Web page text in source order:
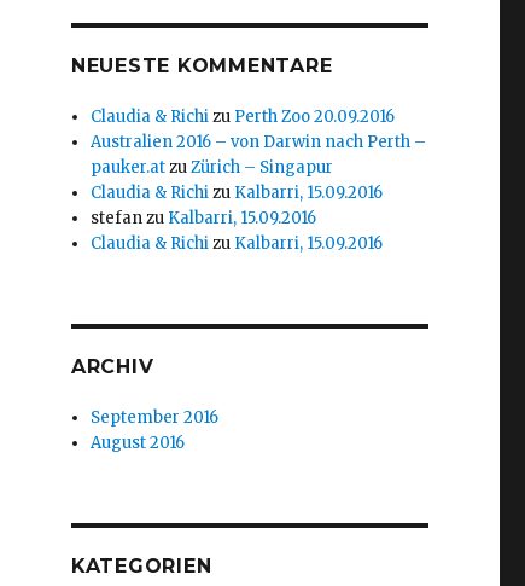
NEUESTE KOMMENTARE
Claudia & Richizu Perth Zoo 20.09.2016
Australien 2016 – von Darwin nach Perth –
pauker.atzuZürich – Singapur
Claudia & Richizu Kalbarri, 15.09.2016
stefanzu Kalbarri, 15.09.2016
Claudia & Richizu Kalbarri, 15.09.2016
ARCHIV
September 2016
August 2016
KATEGORIEN